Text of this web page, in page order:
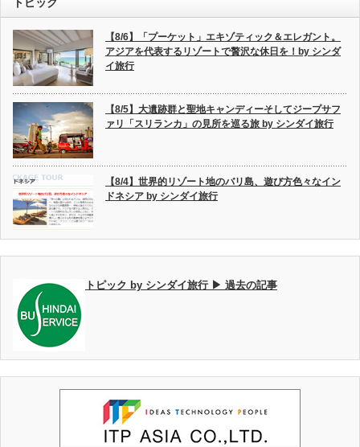
【8/6】「プーケット」エキゾティック＆エレガント。
アジアを代表するリゾートで贅沢な休日を！by シンダ
イ旅行
【8/5】大遺跡群と聖地キャンディーそしてジープサフ
ァリ「スリランカ」の見所を巡る旅 by シンダイ旅行
【8/4】世界的リゾート地のバリ島、遊び方色々なイン
ドネシア by シンダイ旅行
トピック by シンダイ旅行 ▶ 過去の記事